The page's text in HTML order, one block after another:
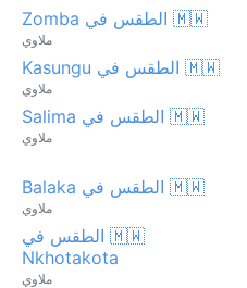
🇲🇼 الطقس في Zomba
ملاوي
🇲🇼 الطقس في Kasungu
ملاوي
🇲🇼 الطقس في Salima
ملاوي
🇲🇼 الطقس في Balaka
ملاوي
🇲🇼 الطقس في
Nkhotakota
ملاوي